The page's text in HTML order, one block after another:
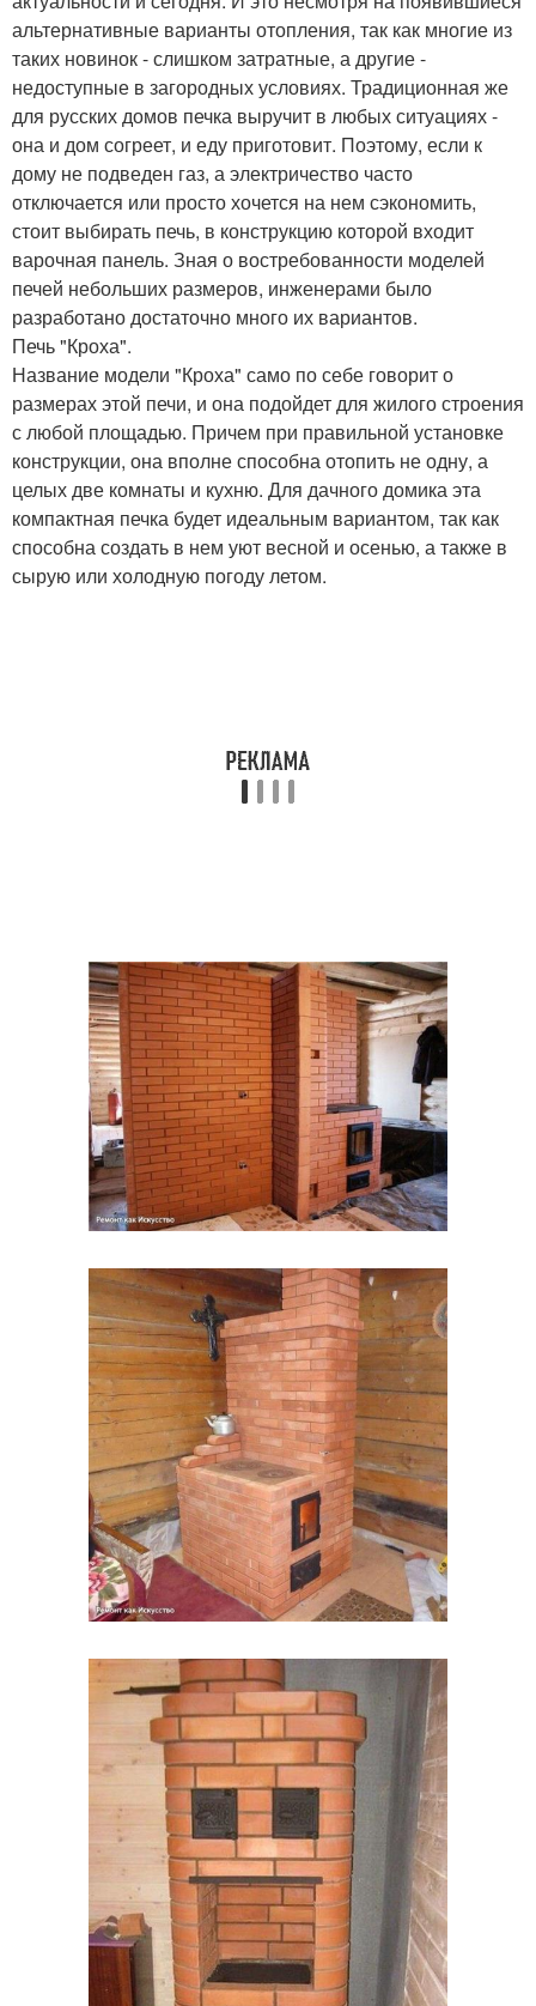
альтернативные варианты отопления, так как многие из
таких новинок - слишком затратные, а другие -
недоступные в загородных условиях. Традиционная же
для русских домов печка выручит в любых ситуациях -
она и дом согреет, и еду приготовит. Поэтому, если к
дому не подведен газ, а электричество часто
отключается или просто хочется на нем сэкономить,
стоит выбирать печь, в конструкцию которой входит
варочная панель. Зная о востребованности моделей
печей небольших размеров, инженерами было
разработано достаточно много их вариантов.
Печь "Кроха".
Название модели "Кроха" само по себе говорит о
размерах этой печи, и она подойдет для жилого строения
с любой площадью. Причем при правильной установке
конструкции, она вполне способна отопить не одну, а
целых две комнаты и кухню. Для дачного домика эта
компактная печка будет идеальным вариантом, так как
способна создать в нем уют весной и осенью, а также в
сырую или холодную погоду летом.